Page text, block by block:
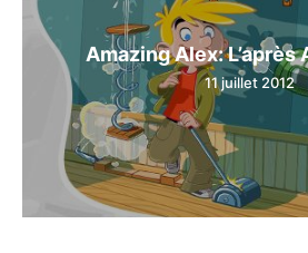
Amazing Alex: L’après
11 juillet 2012